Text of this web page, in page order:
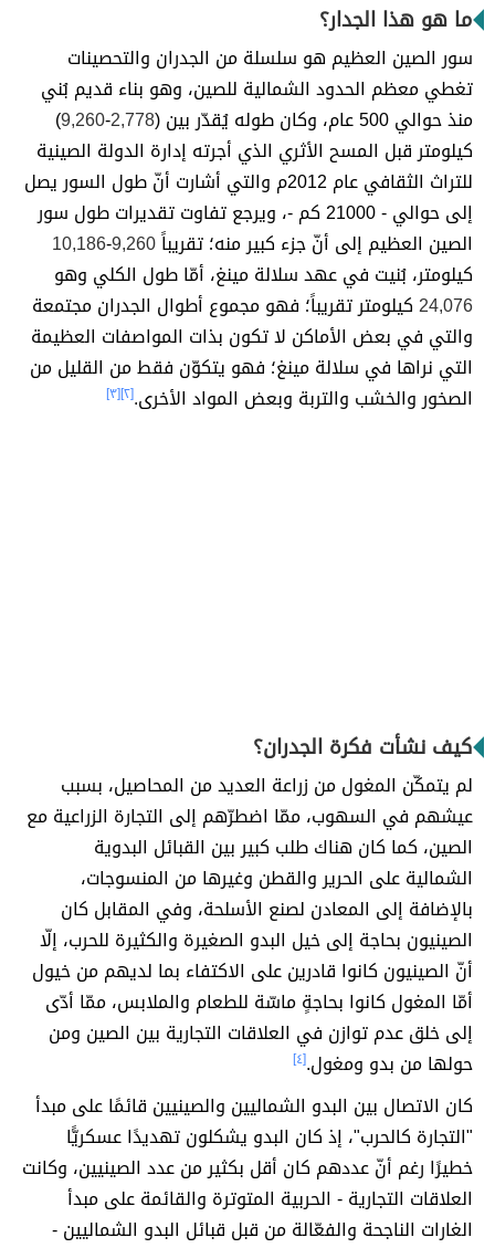
ما هو هذا الجدار؟
سور الصين العظيم هو سلسلة من الجدران والتحصينات
تغطي معظم الحدود الشمالية للصين، وهو بناء قديم بُني
منذ حوالي 500 عام، وكان طوله يُقدّر بين (
2,778
-
9,260
)
كيلومتر قبل المسح الأثري الذي أجرته إدارة الدولة الصينية
للتراث الثقافي عام 2012م والتي أشارت أنّ طول السور يصل
إلى حوالي - 21000 كم -، ويرجع تفاوت تقديرات طول سور
الصين العظيم إلى أنّ جزء كبير منه؛ تقريباً9,260
-
10,186
كيلومتر، بُنيت في عهد سلالة مينغ، أمّا طول الكلي وهو
24,076كيلومتر تقريباً؛ فهو مجموع أطوال الجدران مجتمعة
والتي في بعض الأماكن لا تكون بذات المواصفات العظيمة
التي نراها في سلالة مينغ؛ فهو يتكوّن فقط من القليل من
الصخور والخشب والتربة وبعض المواد الأخرى.[٢] [٣]
كيف نشأت فكرة الجدران؟
لم يتمكّن المغول من زراعة العديد من المحاصيل، بسبب
عيشهم في السهوب، ممّا اضطرّهم إلى التجارة الزراعية مع
الصين، كما كان هناك طلب كبير بين القبائل البدوية
الشمالية على الحرير والقطن وغيرها من المنسوجات،
بالإضافة إلى المعادن لصنع الأسلحة، وفي المقابل كان
الصينيون بحاجة إلى خيل البدو الصغيرة والكثيرة للحرب، إلّا
أنّ الصينيون كانوا قادرين على الاكتفاء بما لديهم من خيول
أمّا المغول كانوا بحاجةٍ ماسّة للطعام والملابس، ممّا أدّى
إلى خلق عدم توازن في العلاقات التجارية بين الصين ومن
حولها من بدو ومغول.[٤]
كان الاتصال بين البدو الشماليين والصينيين قائمًا على مبدأ
"التجارة كالحرب"، إذ كان البدو يشكلون تهديدًا عسكريًّا
خطيرًا رغم أنّ عددهم كان أقل بكثير من عدد الصينيين، وكانت
العلاقات التجارية - الحربية المتوترة والقائمة على مبدأ
الغارات الناجحة والفعّالة من قبل قبائل البدو الشماليين -